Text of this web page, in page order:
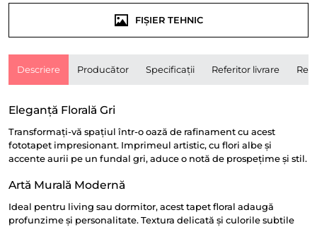
FIȘIER TEHNIC
Descriere Producător Specificații Referitor livrare
Eleganță Florală Gri
Transformați-vă spațiul într-o oază de rafinament cu acest
fototapet impresionant. Imprimeul artistic, cu flori albe și
accente aurii pe un fundal gri, aduce o notă de prospețime și stil.
Artă Murală Modernă
Ideal pentru living sau dormitor, acest tapet floral adaugă
profunzime și personalitate. Textura delicată și culorile subtile